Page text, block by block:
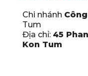
Chi nhánh
Tum
Địa chỉ: 45
Kon Tum